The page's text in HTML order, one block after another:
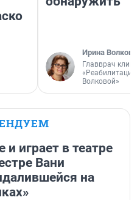
Ирина Волкова
Главврач
«Реабилитация
Волковой»
и играет в театре
Вани
на